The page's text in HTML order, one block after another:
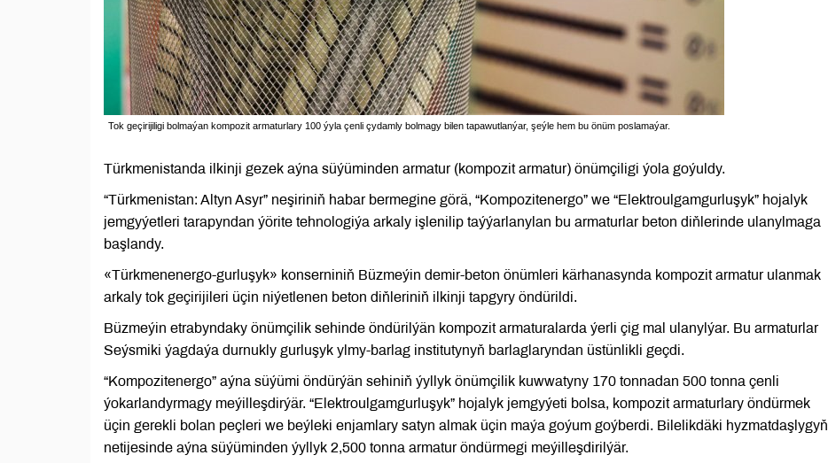
Tok geçirijiligi bolmaýan kompozit armaturlary 100 ýyla çenli çydamly bolmagy bilen tapawutlanýar, şeýle hem bu önüm poslamaýar.
Türkmenistanda ilkinji gezek aýna süýüminden armatur (kompozit armatur) önümçiligi ýola goýuldy.
“Türkmenistan: Altyn Asyr” neşiriniň habar bermegine görä, “Kompozitenergo” we “Elektroulgamgurluşyk” hojalyk
jemgyýetleri tarapyndan ýörite tehnologiýa arkaly işlenilip taýýarlanylan bu armaturlar beton diňlerinde ulanylmaga
başlandy.
«Türkmenenergo-gurluşyk» konserniniň Büzmeýin demir-beton önümleri kärhanasynda kompozit armatur ulanmak
arkaly tok geçirijileri üçin niýetlenen beton diňleriniň ilkinji tapgyry öndürildi.
Büzmeýin etrabyndaky önümçilik sehinde öndürilýän kompozit armaturalarda ýerli çig mal ulanylýar. Bu armaturlar
Seýsmiki ýagdaýa durnukly gurluşyk ylmy-barlag institutynyň barlaglaryndan üstünlikli geçdi.
“Kompozitenergo” aýna süýümi öndürýän sehiniň ýyllyk önümçilik kuwwatyny 170 tonnadan 500 tonna çenli
ýokarlandyrmagy meýilleşdirýär. “Elektroulgamgurluşyk” hojalyk jemgyýeti bolsa, kompozit armaturlary öndürmek
üçin gerekli bolan peçleri we beýleki enjamlary satyn almak üçin maýa goýum goýberdi. Bilelikdäki hyzmatdaşlygyň
netijesinde aýna süýüminden ýyllyk 2,500 tonna armatur öndürmegi meýilleşdirilýär.